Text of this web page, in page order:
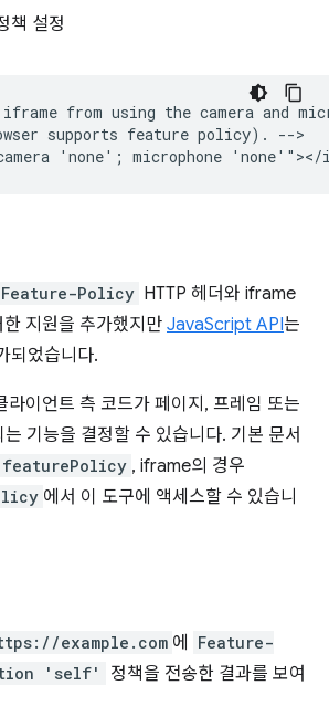
책 설정
from using the camera and
supports feature policy). -->
Feature-Policy HTTP 헤더와 iframe
한 지원을 추가했지만 JavaScript API는
되었습니다.
라이언트 측 코드가 페이지, 프레임 또는
기능을 결정할 수 있습니다. 기본 문서
, iframe의 경우
에서 이 도구에 액세스할 수 있습니
example.com 에
Feature-
'self'
정책을 전송한 결과를 보여